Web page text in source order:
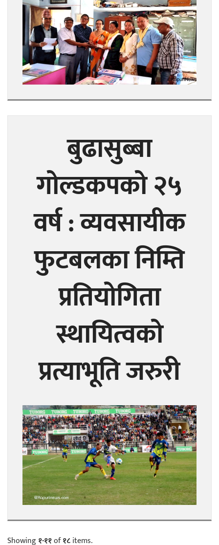
बुढासुब्बा
गोल्डकपको २५
वर्ष : व्यवसायीक
फुटबलका निम्ति
प्रतियोगिता
स्थायित्वको
प्रत्याभूति जरुरी
Showing१-११of१८items.